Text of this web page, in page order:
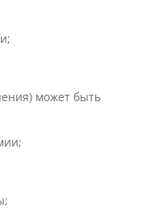
может быть